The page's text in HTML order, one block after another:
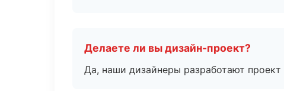
Делаете ли вы дизайн-проект?
Да, наши дизайнеры разработают